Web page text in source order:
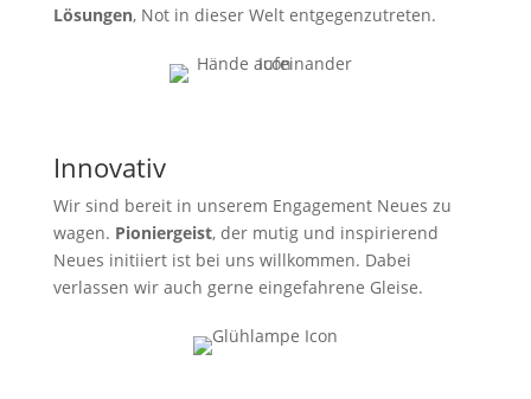
Lösungen, Not in dieser Welt entgegenzutreten.
Innovativ
Wir sind bereit in unserem Engagement Neues zu
wagen. Pioniergeist, der mutig und inspirierend
Neues initiiert ist bei uns willkommen. Dabei
verlassen wir auch gerne eingefahrene Gleise.